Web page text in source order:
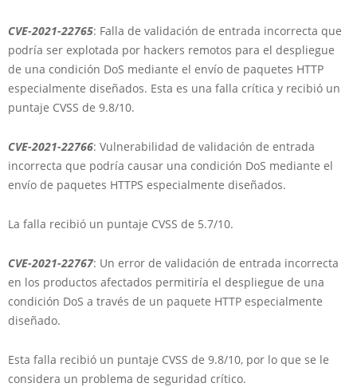
CVE-2021-22765: Falla de validación de entrada incorrecta que
podría ser explotada por hackers remotos para el despliegue
de una condición DoS mediante el envío de paquetes HTTP
especialmente diseñados. Esta es una falla crítica y recibió un
puntaje CVSS de 9.8/10.
CVE-2021-22766: Vulnerabilidad de validación de entrada
incorrecta que podría causar una condición DoS mediante el
envío de paquetes HTTPS especialmente diseñados.
La falla recibió un puntaje CVSS de 5.7/10.
CVE-2021-22767: Un error de validación de entrada incorrecta
en los productos afectados permitiría el despliegue de una
condición DoS a través de un paquete HTTP especialmente
diseñado.
Esta falla recibió un puntaje CVSS de 9.8/10, por lo que se le
considera un problema de seguridad crítico.